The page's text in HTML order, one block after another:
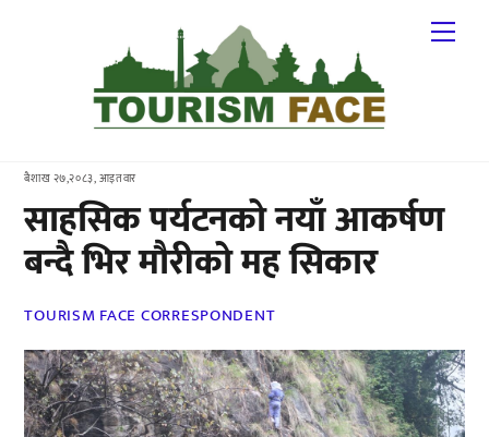
बैशाख २७,२०८३, आइतवार
साहसिक पर्यटनको नयाँ आकर्षण
बन्दै भिर मौरीको मह सिकार
TOURISM FACE CORRESPONDENT